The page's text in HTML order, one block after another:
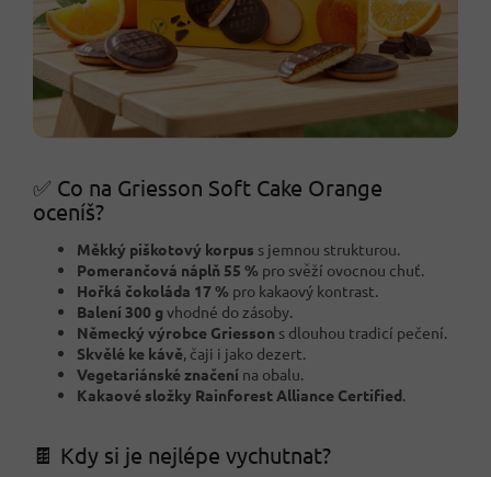
✅ Co na Griesson Soft Cake Orange
oceníš?
Měkký piškotový korpus s jemnou strukturou.
Pomerančová náplň 55 % pro svěží ovocnou chuť.
Hořká čokoláda 17 % pro kakaový kontrast.
Balení 300 g vhodné do zásoby.
Německý výrobce Griesson s dlouhou tradicí pečení.
Skvělé ke kávě , čaji i jako dezert.
Vegetariánské značení na obalu.
Kakaové složky Rainforest Alliance Certified
🍫 Kdy si je nejlépe vychutnat?